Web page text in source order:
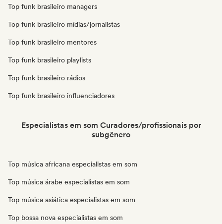
Top funk brasileiro managers
Top funk brasileiro mídias/jornalistas
Top funk brasileiro mentores
Top funk brasileiro playlists
Top funk brasileiro rádios
Top funk brasileiro influenciadores
Especialistas em som Curadores/profissionais por
subgênero
Top música africana especialistas em som
Top música árabe especialistas em som
Top música asiática especialistas em som
Top bossa nova especialistas em som